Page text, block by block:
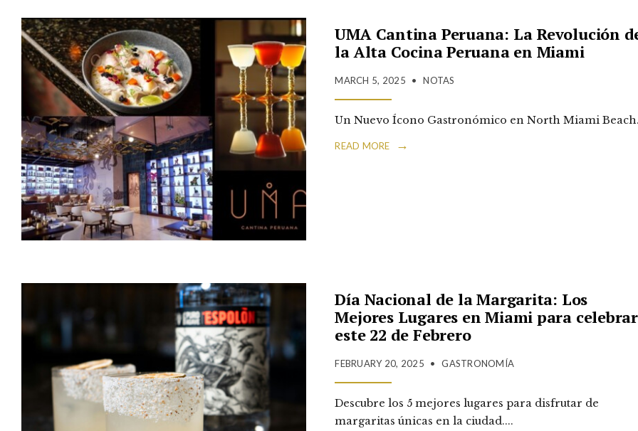
UMA Cantina Peruana: La Revolución
la Alta Cocina Peruana en Miami
MARCH 5, 2025 • NOTAS
Un Nuevo Ícono Gastronómico en North Miami Beach
READ MORE →
Día Nacional de la Margarita: Los
Mejores Lugares en Miami para celebrar
este 22 de Febrero
FEBRUARY 20, 2025 • GASTRONOMÍA
Descubre los 5 mejores lugares para disfrutar de
margaritas únicas en la ciudad....